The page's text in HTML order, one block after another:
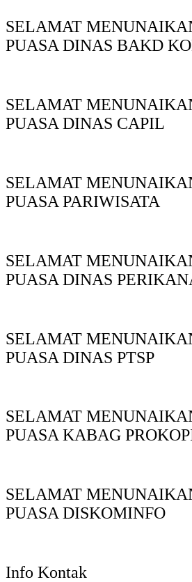
SELAMAT
PUASA DINAS BAKD
SELAMAT
PUASA DINAS CAPIL
SELAMAT
PUASA PARIWISATA
SELAMAT
PUASA DINAS
SELAMAT
PUASA DINAS PTSP
SELAMAT
PUASA KABAG
SELAMAT
PUASA DISKOMINFO
Info Kontak